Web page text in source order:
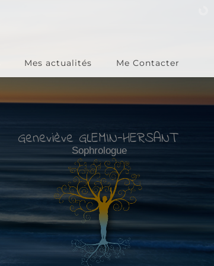
Mes actualités Me Contacter
Geneviève GLEMIN-HERSANT
Sophrologue